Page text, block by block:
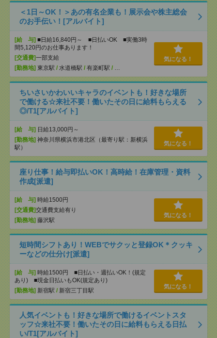
＜1日～OK！＞あの有名企業も！展示会や株主総会
のお手伝い！[アルバイト]
[給 与] ■日給16,840円～ ■日払いOK ■実働3時
間5,120円のお仕事あります！
[交通費]一部支給
[勤務地] 東京駅 / 水道橋駅 / 有楽町駅 / …
気になる！
ちいさいかわいいキャラのイベントも！好きな場所
で働ける☆来社不要！働いたその日に給料もらえる
◎/T1[アルバイト]
[給 与] 日給13,000円～
[勤務地] 神奈川県横浜市港北区（最寄り駅：新横浜
駅）
気になる！
座り仕事！給与即払いOK！高時給！在庫管理・資料
作成[派遣]
[給 与] 時給1500円
[交通費]交通費支給有り
[勤務地] 藤沢駅
気になる！
短時間シフトあり！WEBでサクッと登録OK＊クッキ
ーなどの仕分け[派遣]
[給 与] 時給1500円 ■日払い・週払いOK！(規定
あり) ■現金日払いもOK(規定あり)
[勤務地] 新宿駅 / 新宿三丁目駅
気になる！
人気イベントも！好きな場所で働けるイベントスタ
ッフ☆来社不要！働いたその日に給料もらえる日払
い/T1[アルバイト]